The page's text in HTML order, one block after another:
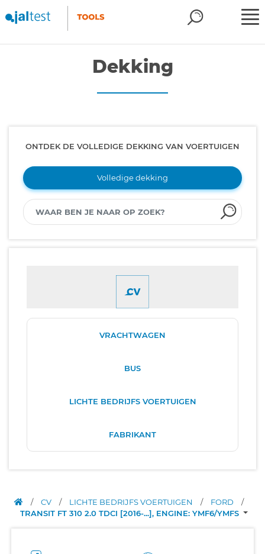
Dekking
ONTDEK DE VOLLEDIGE DEKKING VAN VOERTUIGEN
Volledige dekking
VRACHTWAGEN
BUS
LICHTE BEDRIJFS VOERTUIGEN
FABRIKANT
/ CV / LICHTE BEDRIJFS VOERTUIGEN / FORD
/
TRANSIT FT 310 2.0 TDCI [2016-...], ENGINE: YMF6/YMFS